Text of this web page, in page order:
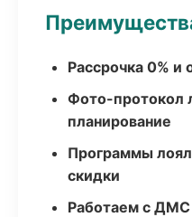
Рассрочка 0% и
Фото-протокол
планирование
Программы
скидки
Работаем с